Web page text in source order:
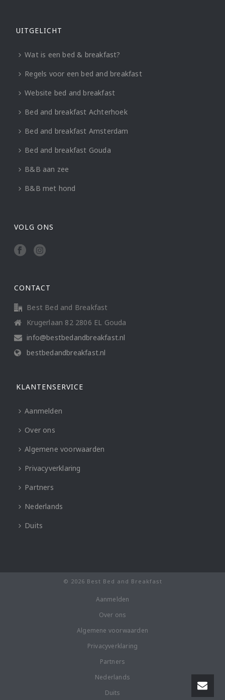
UITGELICHT
Wat is een bed & breakfast?
Regels voor een bed and breakfast
Website bed and breakfast
Bed and breakfast Achterhoek
Bed and breakfast Amsterdam
Bed and breakfast Gouda
B&B aan zee
B&B met hond
VOLG ONS
CONTACT
Best Bed and Breakfast
Krugerlaan 82 2806 EL Gouda
info@bestbedandbreakfast.nl
bestbedandbreakfast.nl
KLANTENSERVICE
Aanmelden
Over ons
Algemene voorwaarden
Privacyverklaring
Partners
Nederlands
Duits
© 2026 Best Bed and Breakfast
Aanmelden
Over ons
Algemene voorwaarden
Privacyverklaring
Partners
Nederlands
Duits